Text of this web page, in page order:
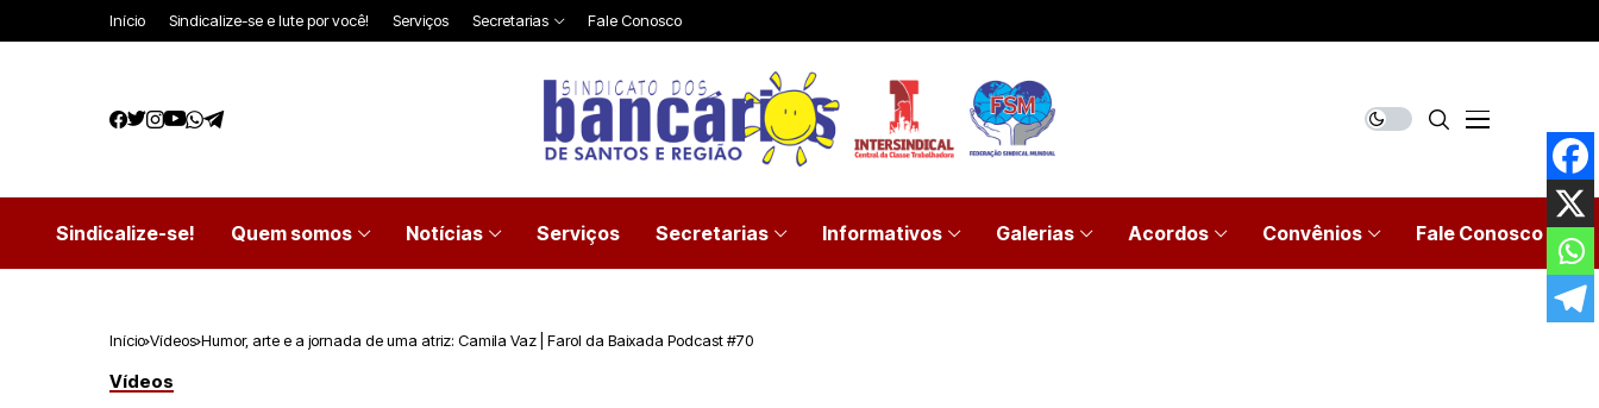
Início Sindicalize-se e lute por você! Serviços Secretarias Fale Conosco
Sindicalize-se! Quem somos Notícias Serviços Secretarias Informativos Galerias Acordos Convênios Fale Conosco
Início Vídeos Humor, arte e a jornada de uma atriz: Camila Vaz | Farol da Baixada Podcast #70
Vídeos